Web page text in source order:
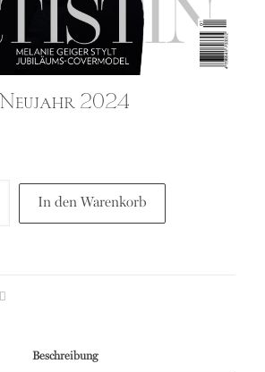
Neujahr 2024
In den Warenkorb
Beschreibung